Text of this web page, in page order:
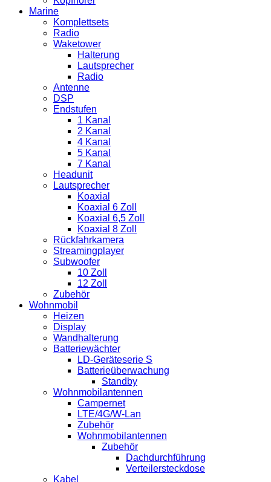
Marine
Komplettsets
Radio
Waketower
Halterung
Lautsprecher
Radio
Antenne
DSP
Endstufen
1 Kanal
2 Kanal
4 Kanal
5 Kanal
7 Kanal
Headunit
Lautsprecher
Koaxial
Koaxial 6 Zoll
Koaxial 6,5 Zoll
Koaxial 8 Zoll
Rückfahrkamera
Streamingplayer
Subwoofer
10 Zoll
12 Zoll
Zubehör
Wohnmobil
Heizen
Display
Wandhalterung
Batteriewächter
LD-Geräteserie S
Batterieüberwachung
Standby
Wohnmobilantennen
Campernet
LTE/4G/W-Lan
Zubehör
Wohnmobilantennen
Zubehör
Dachdurchführung
Verteilersteckdose
Kabel